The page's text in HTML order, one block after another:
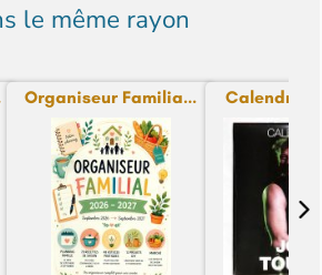
le même rayon
Organiseur Familia... Calendrier